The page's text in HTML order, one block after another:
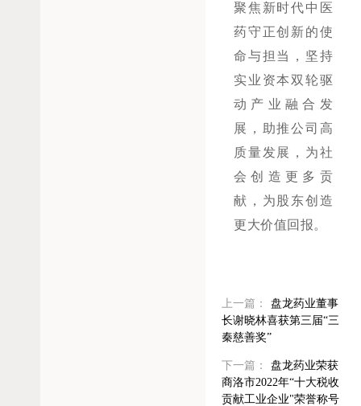
聚焦新时代中医
药守正创新的使
命与担当，坚持
实业资本双轮驱
动产业融合发
展，助推公司高
质量发展，为社
会创造更多贡
献，为股东创造
更大价值回报。
上一篇：
盘龙药业董事
长谢晓林喜获第三届“三
秦慈善奖”
下一篇：
盘龙药业荣获
商洛市2022年“十大税收
贡献工业企业"荣誉称号